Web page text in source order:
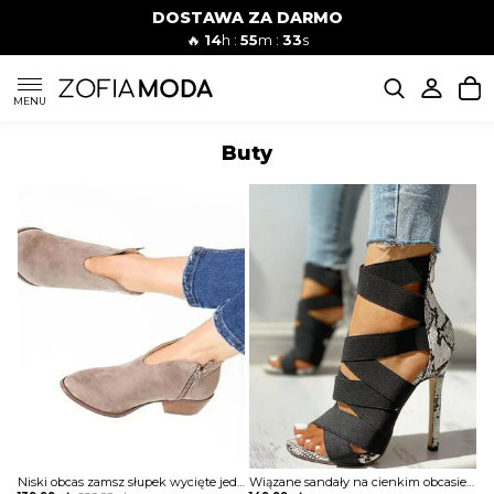
DOSTAWA ZA DARMO
🔥 14h : 55m : 32s
MENU
SUKIENKI
JEANSY
MODA PLAŻOWA
Buty